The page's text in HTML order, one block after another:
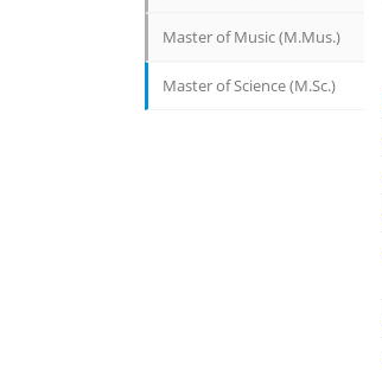
Master of Music (M.Mus.)
Master of Science (M.Sc.)